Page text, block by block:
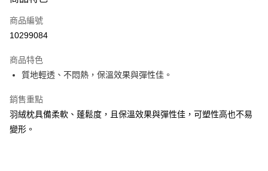
信用卡一次付款
ATM付款
運送方式
新竹物流
商品編號
10299084
商品特色
質地輕透、不悶熱，保溫效果與彈性佳。
銷售重點
羽絨枕具備柔軟、蓬鬆度，且保溫效果與彈性佳，可塑性高也不易
變形。